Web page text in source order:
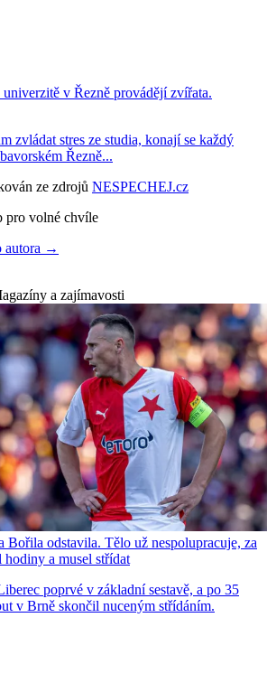
v Řezně provádějí zvířata.
zvládat stres ze studia, konají se každý
Řezně...
ze zdrojů NESPECHEJ.cz
pro volné chvíle
autora →
a zajímavosti
Bořila odstavila. Tělo už nespolupracuje, za
a musel střídat
poprvé v základní sestavě, a po 35
v Brně skončil nuceným střídáním.